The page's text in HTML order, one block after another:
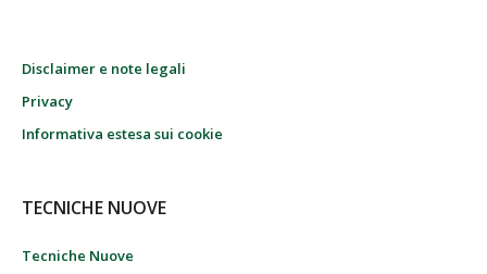
Disclaimer e note legali
Privacy
Informativa estesa sui cookie
TECNICHE NUOVE
Tecniche Nuove